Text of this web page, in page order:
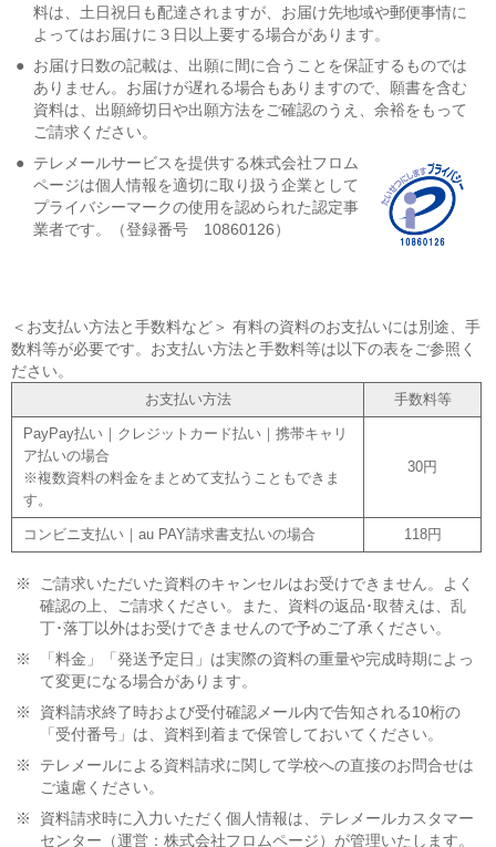
料は、土日祝日も配達されますが、お届け先地域や郵便事情に
よってはお届けに３日以上要する場合があります。
● お届け日数の記載は、出願に間に合うことを保証するものでは
ありません。お届けが遅れる場合もありますので、願書を含む
資料は、出願締切日や出願方法をご確認のうえ、余裕をもって
ご請求ください。
● テレメールサービスを提供する株式会社フロム
ページは個人情報を適切に取り扱う企業として
プライバシーマークの使用を認められた認定事
業者です。（登録番号 10860126）
＜お支払い方法と手数料など＞ 有料の資料のお支払いには別途、手
数料等が必要です。お支払い方法と手数料等は以下の表をご参照く
ださい。
お支払い方法 手数料等
PayPay払い｜クレジットカード払い｜携帯キャリ
ア払いの場合
※複数資料の料金をまとめて支払うこともできま
す。
30円
コンビニ支払い｜au PAY請求書支払いの場合 118円
※
ご請求いただいた資料のキャンセルはお受けできません。よく
確認の上、ご請求ください。また、資料の返品･取替えは、乱
丁･落丁以外はお受けできませんので予めご了承ください。
※
「料金」「発送予定日」は実際の資料の重量や完成時期によっ
て変更になる場合があります。
※
資料請求終了時および受付確認メール内で告知される10桁の
「受付番号」は、資料到着まで保管しておいてください。
※
テレメールによる資料請求に関して学校への直接のお問合せは
ご遠慮ください。
※
資料請求時に入力いただく個人情報は、テレメールカスタマー
センター（運営：株式会社フロムページ）が管理いたします。